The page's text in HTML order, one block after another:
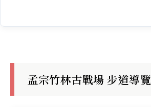
孟宗竹林古戰場 步道導覽